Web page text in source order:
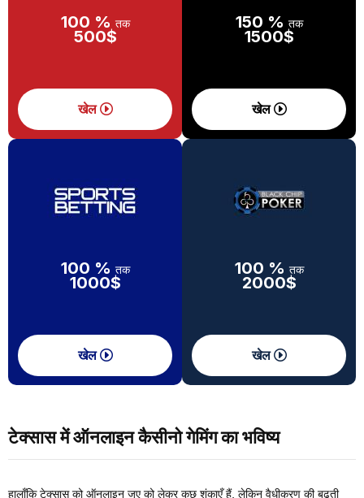
100 % तक
500$
खेल
150 % तक
1500$
खेल
100 % तक
1000$
खेल
100 % तक
2000$
खेल
टेक्सास में ऑनलाइन कैसीनो गेमिंग का भविष्य
हालाँकि टेक्सास को ऑनलाइन जुए को लेकर कुछ शंकाएँ हैं, लेकिन वैधीकरण की बढ़ती